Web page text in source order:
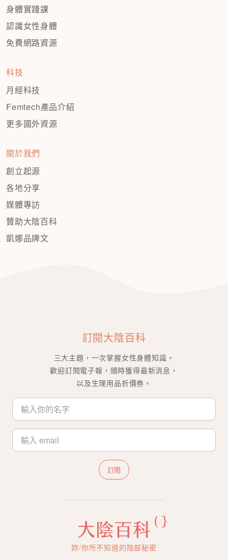
身體實踐課
認識女性身體
免費網路資源
科技
月經科技
Femtech產品介紹
更多國外資源
關於我們
創立起源
各地分享
媒體專訪
贊助大陰百科
凱娜品牌文
訂閱大陰百科
三大主題，一次掌握女性身體知識。
歡迎訂閱電子報，隨時獲得最新消息，
以及生理用品折價券。
訂閱
妳/你所不知道的陰部秘密